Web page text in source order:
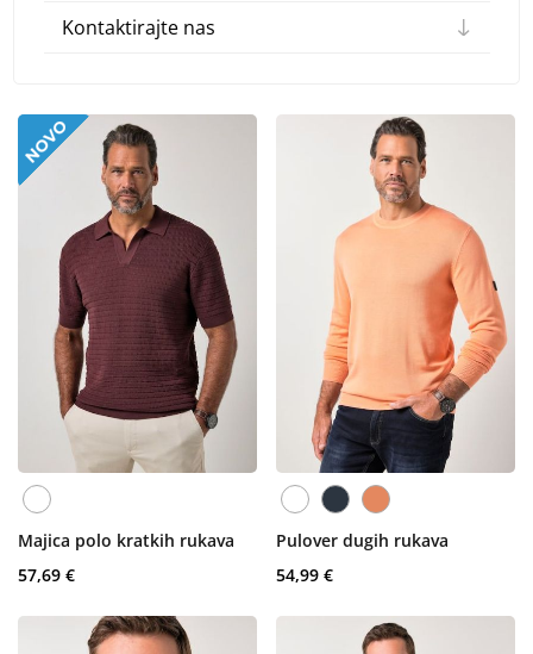
Kontaktirajte nas
Majica polo kratkih rukava
57,69 €
Pulover dugih rukava
54,99 €